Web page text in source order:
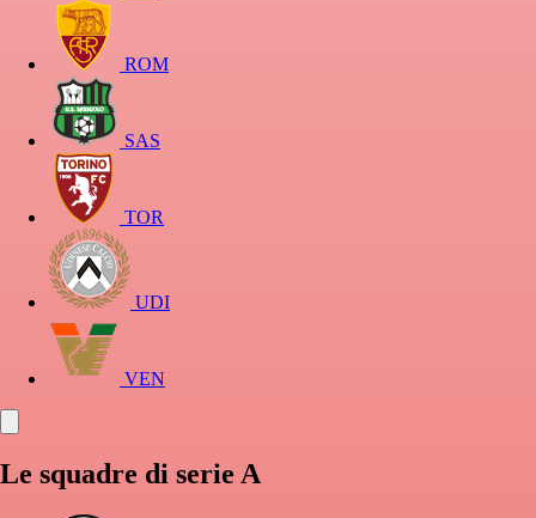
ROM
SAS
TOR
UDI
VEN
Le squadre di serie A